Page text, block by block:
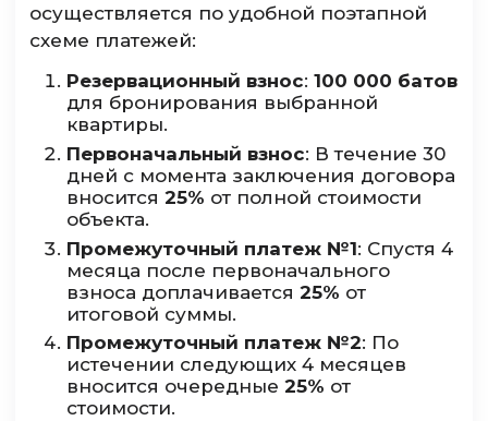
осуществляется по удобной поэтапной
схеме платежей:
Резервационный взнос:100 000 батов
для бронирования выбранной
квартиры.
Первоначальный взнос: В течение 30
дней с момента заключения договора
вносится25% от полной стоимости
объекта.
Промежуточный платеж №1: Спустя 4
месяца после первоначального
взноса доплачивается25% от
итоговой суммы.
Промежуточный платеж №2: По
истечении следующих 4 месяцев
вносится очередные25% от
стоимости.